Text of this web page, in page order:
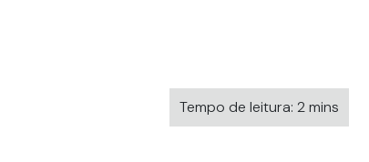
Tempo de leitura: 2 mins